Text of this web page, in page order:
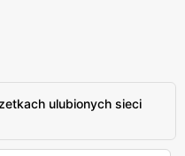
ulubionych sieci